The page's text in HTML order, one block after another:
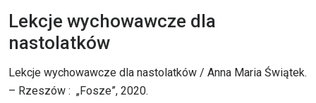
Lekcje wychowawcze dla
nastolatków
Lekcje wychowawcze dla nastolatków / Anna Maria Świątek.
– Rzeszów : „Fosze”, 2020.